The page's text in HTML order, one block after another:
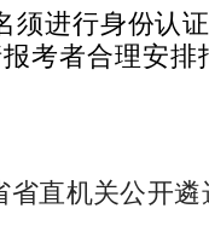
进行身份认
考者合理安
省直机关公开